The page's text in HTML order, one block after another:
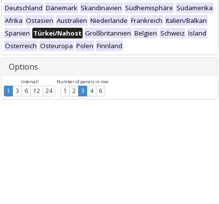
Deutschland Dänemark Skandinavien Südhemisphäre Südamerika
Afrika Ostasien Australien Niederlande Frankreich Italien/Balkan
Spanien Türkei/Nahost Großbritannien Belgien Schweiz Island
Österreich Osteuropa Polen Finnland
Options
Intervall
1 3 6 12 24
Number of panels in row
1 2 3 4 6